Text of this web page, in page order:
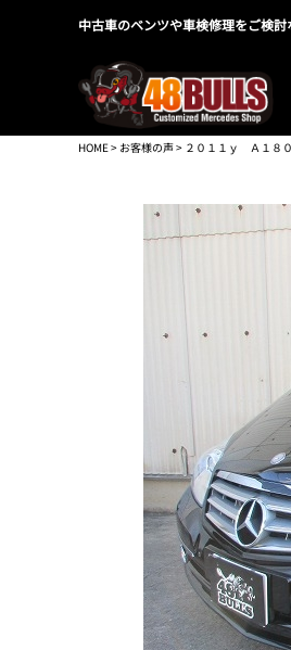
中古車のベンツや車検修理をご検
HOME> お客様の声> ２０１１ｙ Ａ１８